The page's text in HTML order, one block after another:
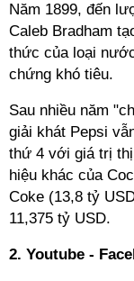
Năm 1899, đến
Caleb Bradham
thức của loại
chứng khó tiêu.
Sau nhiều năm
giải khát Pepsi
thứ 4 với giá trị
hiệu khác của
Coke (13,8 tỷ
11,375 tỷ USD.
2. Youtube -